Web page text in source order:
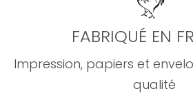
FABRIQUÉ EN
Impression, papiers et
qualité